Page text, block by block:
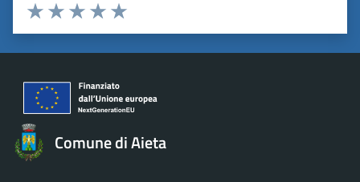
Valuta 5 stelle su 5
Valuta 4 stelle su 5
Valuta 3 stelle su 5
Valuta 2 stelle su 5
Valuta 1 stelle su 5
Comune di Aieta